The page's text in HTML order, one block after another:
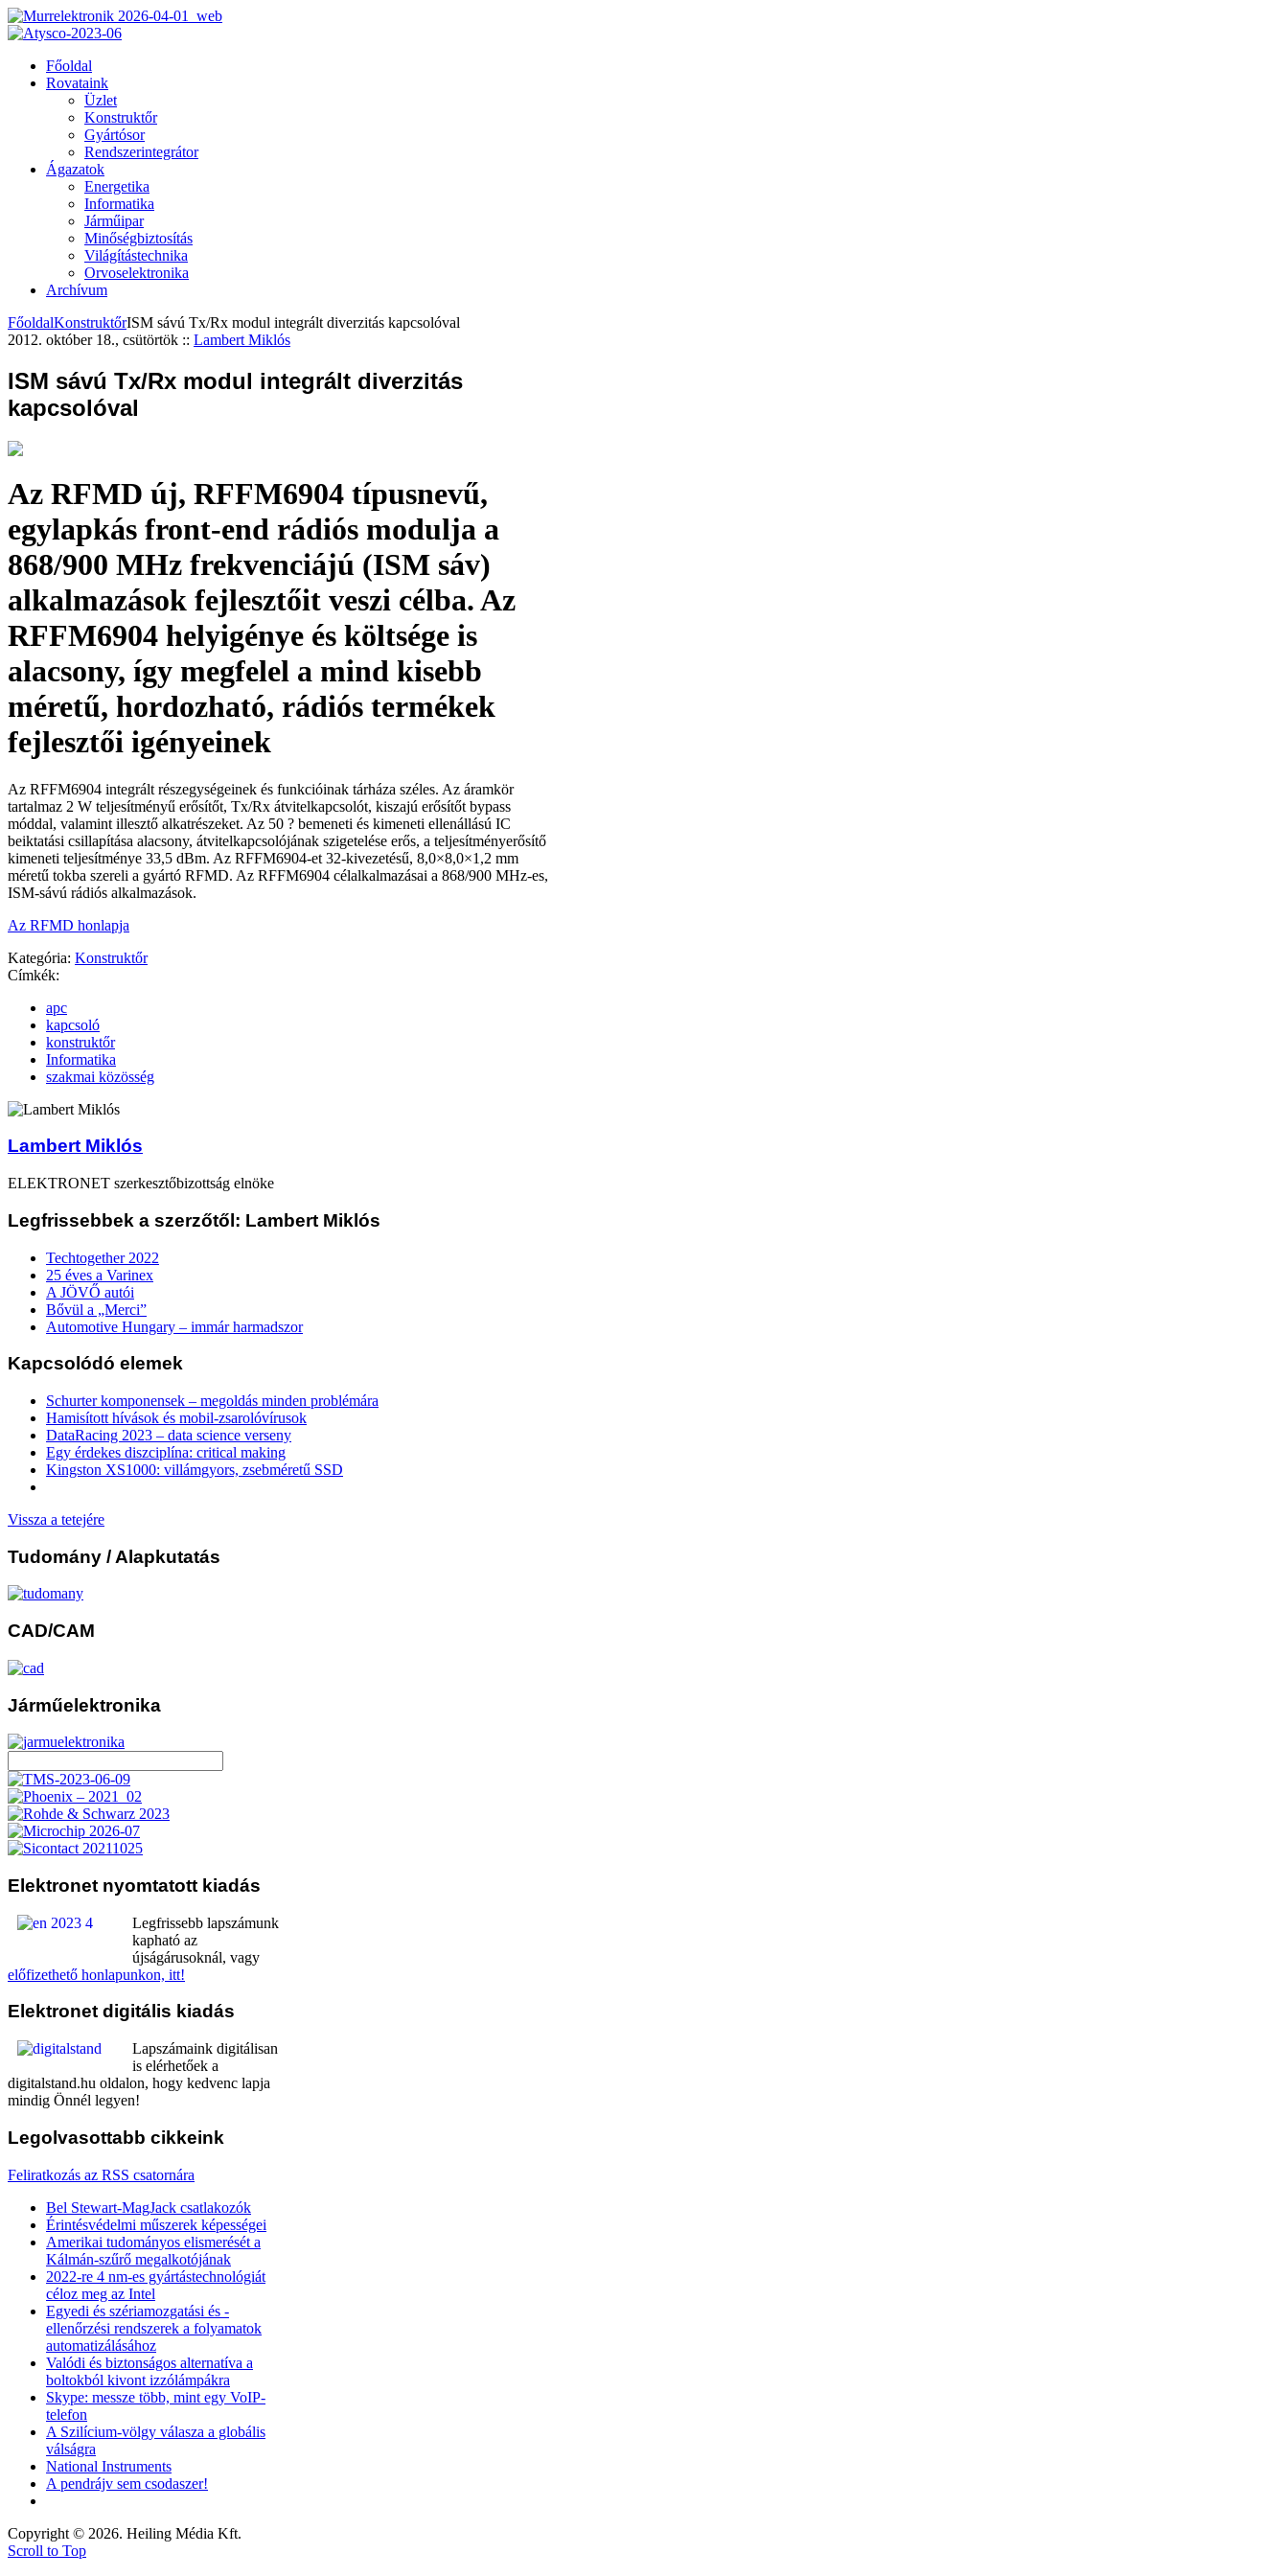
Főoldal
Rovataink
Üzlet
Konstruktőr
Gyártósor
Rendszerintegrátor
Ágazatok
Energetika
Informatika
Járműipar
Minőségbiztosítás
Világítástechnika
Orvoselektronika
Archívum
FőoldalKonstruktőrISM sávú Tx/Rx modul integrált diverzitás kapcsolóval
2012. október 18., csütörtök :: Lambert Miklós
ISM sávú Tx/Rx modul integrált diverzitás
kapcsolóval
Az RFMD új, RFFM6904 típusnevű,
egylapkás front-end rádiós modulja a
868/900 MHz frekvenciájú (ISM sáv)
alkalmazások fejlesztőit veszi célba. Az
RFFM6904 helyigénye és költsége is
alacsony, így megfelel a mind kisebb
méretű, hordozható, rádiós termékek
fejlesztői igényeinek
Az RFFM6904 integrált részegységeinek és funkcióinak tárháza széles. Az áramkör
tartalmaz 2 W teljesítményű erősítőt, Tx/Rx átvitelkapcsolót, kiszajú erősítőt bypass
móddal, valamint illesztő alkatrészeket. Az 50 ? bemeneti és kimeneti ellenállású IC
beiktatási csillapítása alacsony, átvitelkapcsolójának szigetelése erős, a teljesítményerősítő
kimeneti teljesítménye 33,5 dBm. Az RFFM6904-et 32-kivezetésű, 8,0×8,0×1,2 mm
méretű tokba szereli a gyártó RFMD. Az RFFM6904 célalkalmazásai a 868/900 MHz-es,
ISM-sávú rádiós alkalmazások.
Az RFMD honlapja
Kategória: Konstruktőr
Címkék:
apc
kapcsoló
konstruktőr
Informatika
szakmai közösség
Lambert Miklós
ELEKTRONET szerkesztőbizottság elnöke
Legfrissebbek a szerzőtől: Lambert Miklós
Techtogether 2022
25 éves a Varinex
A JÖVŐ autói
Bővül a „Merci”
Automotive Hungary – immár harmadszor
Kapcsolódó elemek
Schurter komponensek – megoldás minden problémára
Hamisított hívások és mobil-zsarolóvírusok
DataRacing 2023 – data science verseny
Egy érdekes diszciplína: critical making
Kingston XS1000: villámgyors, zsebméretű SSD
Vissza a tetejére
Tudomány / Alapkutatás
CAD/CAM
Járműelektronika
Elektronet nyomtatott kiadás
Legfrissebb lapszámunk
kapható az
újságárusoknál, vagy
előfizethető honlapunkon, itt!
Elektronet digitális kiadás
Lapszámaink digitálisan
is elérhetőek a
digitalstand.hu oldalon, hogy kedvenc lapja
mindig Önnél legyen!
Legolvasottabb cikkeink
Feliratkozás az RSS csatornára
Bel Stewart-MagJack csatlakozók
Érintésvédelmi műszerek képességei
Amerikai tudományos elismerését a
Kálmán-szűrő megalkotójának
2022-re 4 nm-es gyártástechnológiát
céloz meg az Intel
Egyedi és szériamozgatási és -
ellenőrzési rendszerek a folyamatok
automatizálásához
Valódi és biztonságos alternatíva a
boltokból kivont izzólámpákra
Skype: messze több, mint egy VoIP-
telefon
A Szilícium-völgy válasza a globális
válságra
National Instruments
A pendrájv sem csodaszer!
Copyright © 2026. Heiling Média Kft.
Scroll to Top